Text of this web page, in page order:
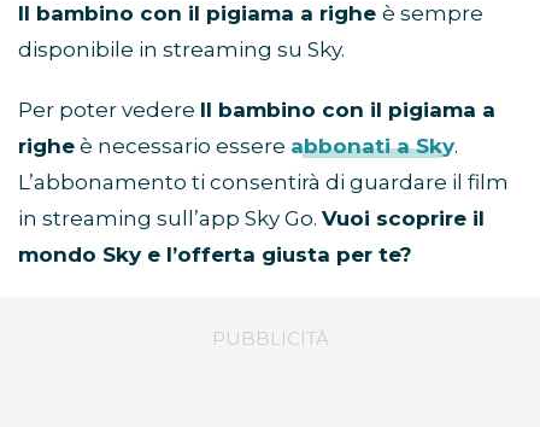
Il bambino con il pigiama a righe è sempre
disponibile in streaming su Sky.
Per poter vedere Il bambino con il pigiama a
righe è necessario essere abbonati a Sky.
L’abbonamento ti consentirà di guardare il film
in streaming sull’app Sky Go. Vuoi scoprire il
mondo Sky e l’offerta giusta per te?